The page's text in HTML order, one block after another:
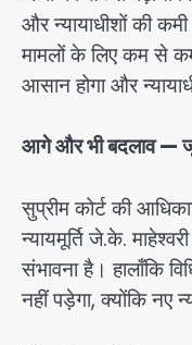
और न्यायाधीशों की
मामलों के लिए कम से
आसान होगा और
आगे और भी बदलाव —
सुप्रीम कोर्ट की
न्यायमूर्ति जे.के.
संभावना है। हालाँकि
नहीं पड़ेगा, क्योंकि नए